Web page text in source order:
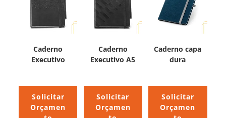
Caderno
Executivo
Solicitar
Orçamen
Caderno
Executivo A5
Solicitar
Orçamen
Caderno capa
dura
Solicitar
Orçamen